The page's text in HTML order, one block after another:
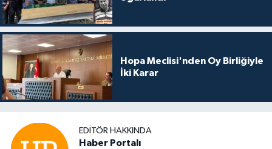
Hopa Meclisi'nden Oy Birliğiyle
İki Karar
EDITÖR HAKKINDA
Haber Portalı